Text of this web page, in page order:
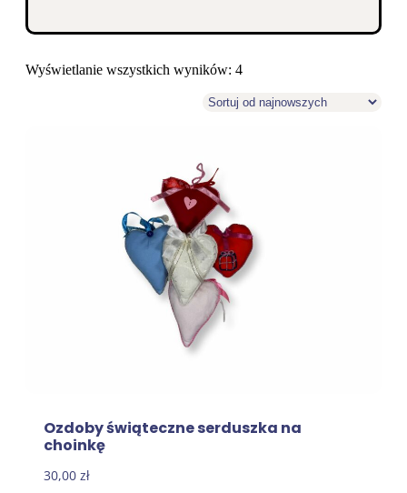
Wyświetlanie wszystkich wyników: 4
Ozdoby świąteczne serduszka na
choinkę
30,00 zł